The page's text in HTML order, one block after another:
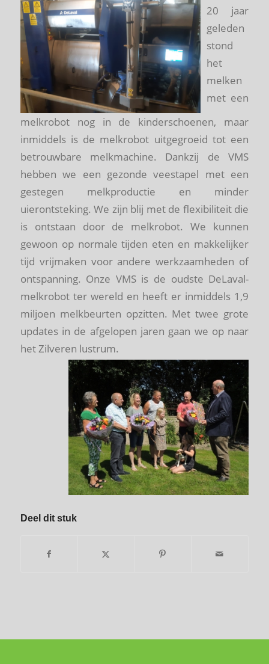
20 jaar
geleden
stond
het
melken
met een
melkrobot nog in de kinderschoenen, maar
inmiddels is de melkrobot uitgegroeid tot een
betrouwbare melkmachine. Dankzij de VMS
hebben we een gezonde veestapel met een
gestegen melkproductie en minder
uierontsteking. We zijn blij met de flexibiliteit die
is ontstaan door de melkrobot. We kunnen
gewoon op normale tijden eten en makkelijker
tijd vrijmaken voor andere werkzaamheden of
ontspanning. Onze VMS is de oudste DeLaval-
melkrobot ter wereld en heeft er inmiddels 1,9
miljoen melkbeurten opzitten. Met twee grote
updates in de afgelopen jaren gaan we op naar
het Zilveren lustrum.
Deel dit stuk